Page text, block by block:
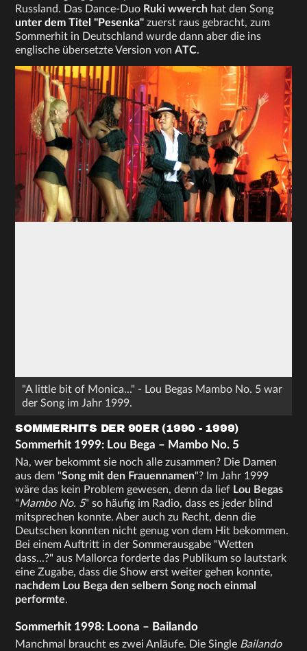
Russland. Das Dance-Duo Ruki wwerch hat den Song
unter dem Titel "Pesenka" zuerst raus gebracht, zum
Sommerhit in Deutschland wurde dann aber die ins
englische übersetzte Version vonATC.
"A little bit of Monica..." - Lou Begas Mambo No. 5 war
der Song im Jahr 1999.
SOMMERHITS DER 90ER (1990 - 1999)
Sommerhit 1999: Lou Bega – Mambo No. 5
Na, wer bekommt sie noch alle zusammen? Die Damen
aus dem "Song mit den Frauennamen"? Im Jahr 1999
wäre das kein Problem gewesen, denn da lief Lou Begas
"Mambo No. 5" so häufig im Radio, dass es jeder blind
mitsprechen konnte. Aber auch zu Recht, denn die
Deutschen konnten nicht genug von dem Hit bekommen.
Bei einem Auftritt in der Sommerausgabe "Wetten
dass...?" aus Mallorca forderte das Publikum so lautstark
eine Zugabe, dass die Show erst weiter gehen konnte,
nachdem Lou Bega den selbern Song noch einmal
performte.
Sommerhit 1998: Loona – Bailando
Manchmal braucht es zwei Anläufe. Die Single Bailando